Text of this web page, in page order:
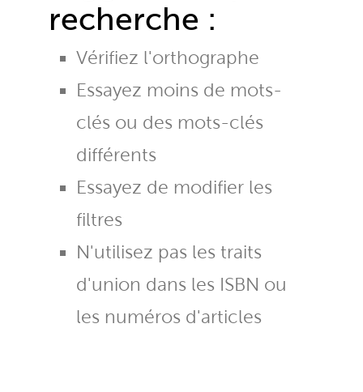
recherche :
Vérifiez l'orthographe
Essayez moins de mots-
clés ou des mots-clés
différents
Essayez de modifier les
filtres
N'utilisez pas les traits
d'union dans les ISBN ou
les numéros d'articles